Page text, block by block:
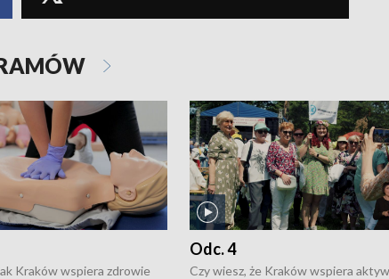
Kraków wspiera zdrowie
Odc. 4
Czy wiesz, że Kraków wspiera